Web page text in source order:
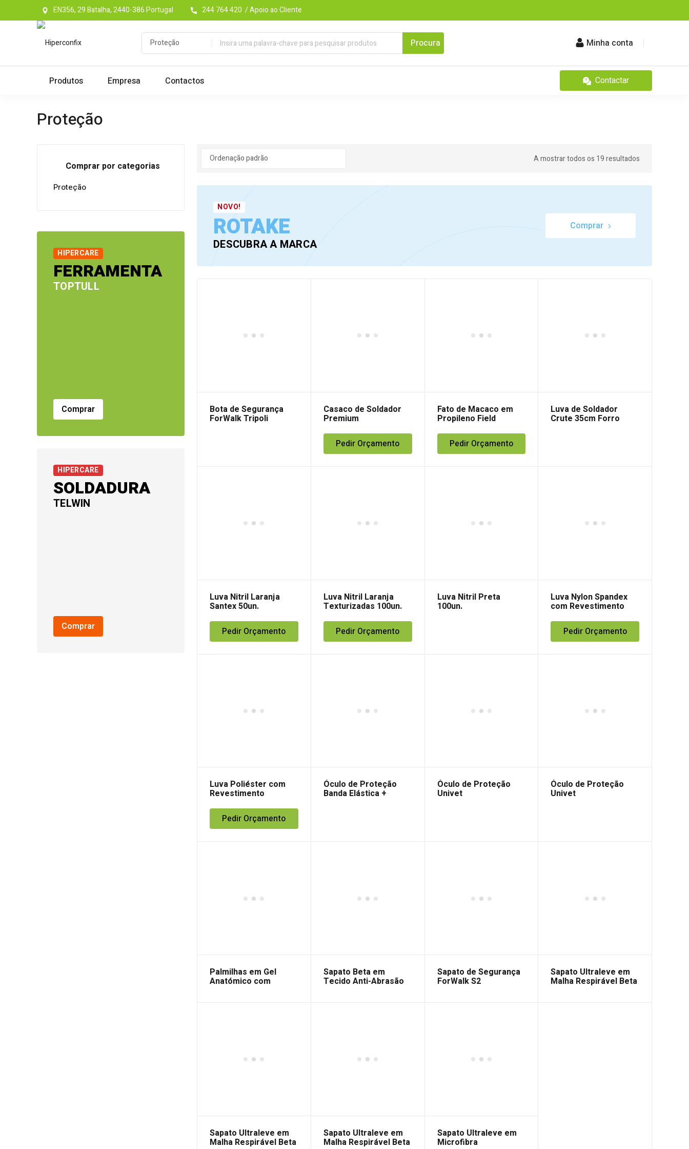
EN356, 29 Batalha, 2440-386 Portugal 244 764 420 / Apoio ao Cliente
Minha conta
Produtos Empresa Contactos Contactar
Proteção
Comprar por categorias
Proteção
HIPERCARE
FERRAMENTA
TOPTULL
Comprar
HIPERCARE
SOLDADURA
TELWIN
Comprar
A mostrar todos os 19 resultados
NOVO!
ROTAKE
DESCUBRA A MARCA
Comprar
Bota de Segurança
ForWalk Tripoli
Casaco de Soldador
Premium
Pedir Orçamento
Fato de Macaco em
Propileno Field
Pedir Orçamento
Luva de Soldador
Crute 35cm Forro
Luva Nitril Laranja
Santex 50un.
Pedir Orçamento
Luva Nitril Laranja
Texturizadas 100un.
Pedir Orçamento
Luva Nitril Preta
100un.
Luva Nylon Spandex
com Revestimento
Pedir Orçamento
Luva Poliéster com
Revestimento
Pedir Orçamento
Óculo de Proteção
Banda Elástica +
Óculo de Proteção
Univet
Óculo de Proteção
Univet
Palmilhas em Gel
Anatómico com
Sapato Beta em
Tecido Anti-Abrasão
Sapato de Segurança
ForWalk S2
Sapato Ultraleve em
Malha Respirável Beta
Sapato Ultraleve em
Malha Respirável Beta
Sapato Ultraleve em
Malha Respirável Beta
Sapato Ultraleve em
Microfibra